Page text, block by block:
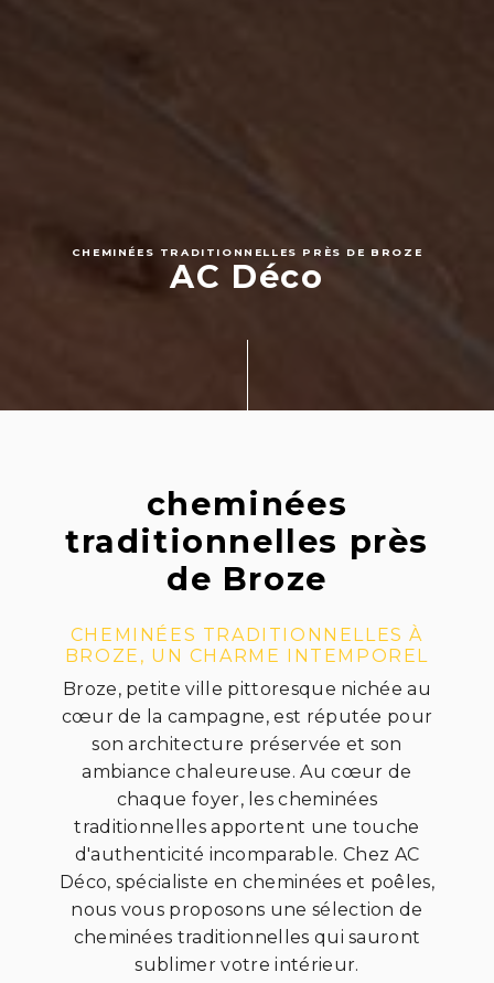
CHEMINÉES TRADITIONNELLES PRÈS DE BROZE
AC Déco
cheminées
traditionnelles près
de Broze
CHEMINÉES TRADITIONNELLES À
BROZE, UN CHARME INTEMPOREL
Broze, petite ville pittoresque nichée au
cœur de la campagne, est réputée pour
son architecture préservée et son
ambiance chaleureuse. Au cœur de
chaque foyer, les cheminées
traditionnelles apportent une touche
d'authenticité incomparable. Chez AC
Déco, spécialiste en cheminées et poêles,
nous vous proposons une sélection de
cheminées traditionnelles qui sauront
sublimer votre intérieur.